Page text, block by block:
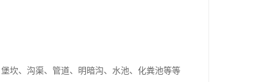
坎、沟渠、管道、明暗沟、水池、化粪池等等